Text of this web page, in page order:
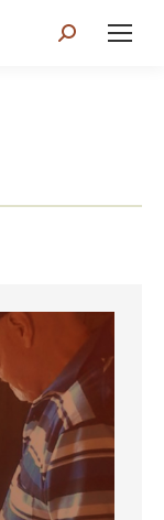
Search: